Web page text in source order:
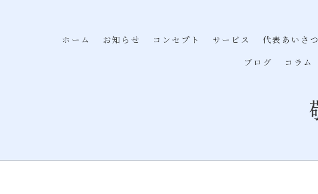
ホーム お知らせ コンセプト サービス 代表あいさつ
ブログ
コラム